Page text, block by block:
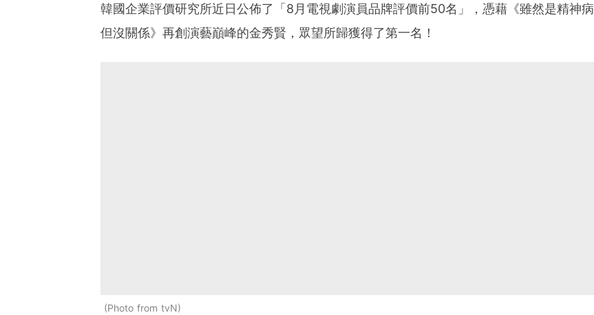
韓國企業評價研究所近日公佈了「8月電視劇演員品牌評價前50名」，憑藉《雖然是精神病
但沒關係》再創演藝巔峰的金秀賢，眾望所歸獲得了第一名！
Photo from tvN